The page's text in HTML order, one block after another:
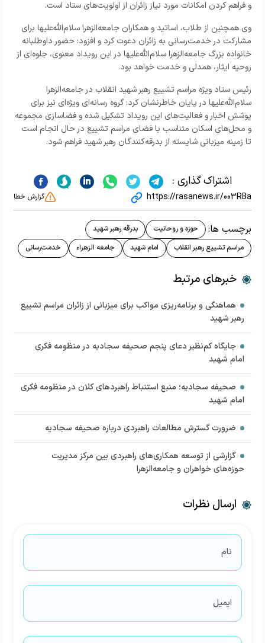
و فراهم کردن امکانات مورد نیاز زائران از اولویت‌های ستاد است.
وی همچنین از طلاب، اساتید و همکاران جامعه‌الزهرا سلام‌الله‌علیها برای
مشارکت در خدمت‌رسانی به زائران دعوت کرد و افزود: حضور داوطلبانه
خانواده بزرگ جامعه‌الزهرا سلام‌الله‌علیها در این رویداد معنوی، جلوه‌ای از
روحیه ایثار، همدلی و خدمت خواهد بود.
رئیس ستاد ویژه مراسم تشییع رهبر شهید انقلاب در جامعه‌الزهرا
سلام‌الله‌علیها در پایان خاطرنشان کرد: گروه رسانه‌ای ویژه‌ای نیز برای
پوشش اخبار و فعالیت‌های این رویداد تشکیل شده و فضاسازی مجموعه
و محل‌های اسکان متناسب با فضای مراسم تشییع در حال انجام است
تا زمینه میزبانی شایسته از بدرقه‌کنندگان رهبر شهید فراهم شود.
اشتراک گذاری :
https://rasanews.ir/003RBa گزارش خطا
برچسب ها: حوزه و روحانیت
بدرقه رهبر شهید
مراسم تشییع رهبر انقلاب
امام شهید جامعه الزهراء خدمت‌رسانی
خبرهای مرتبط
هماهنگی و برنامه‌ریزی مواکب برای میزبانی از زائران مراسم تشییع
رهبر شهید
جایگاه کم‌نظیر دعای پنجم صحیفه سجادیه در منظومه فکری
امام شهید
صحیفه سجادیه؛ منبع استنباط راهبردهای کلان در منظومه فکری
امام شهید
ضرورت گسترش مطالعات راهبردی درباره صحیفه سجادیه
گزارشی از توسعه همکاری‌های راهبردی بین مرکز مدیریت
حوزه‌های خواهران و جامعه‌الزهرا
ارسال نظرات